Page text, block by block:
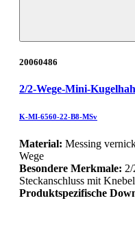
20060486
2/2-Wege-Mini-
K-MI-6560-22-B8-MSv
Material: Messing
Wege
Besondere Merkmale:
Steckanschluss mit Knebel
Produktspezifische